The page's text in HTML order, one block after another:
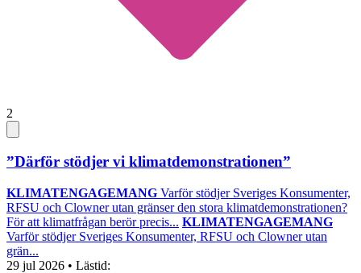
2
”Därför stödjer vi klimatdemonstrationen”
KLIMATENGAGEMANG Varför stödjer Sveriges Konsumenter,
RFSU och Clowner utan gränser den stora klimatdemonstrationen?
För att klimatfrågan berör precis... KLIMATENGAGEMANG
Varför stödjer Sveriges Konsumenter, RFSU och Clowner utan
grän...
29 jul 2026 • Lästid: